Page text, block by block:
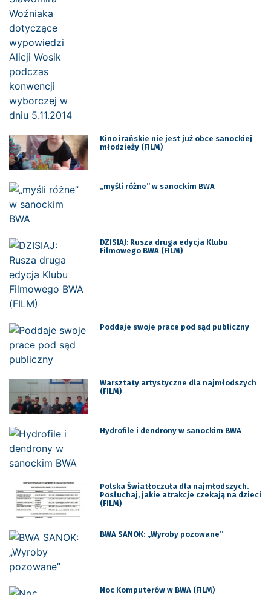
Kino irańskie nie jest już obce sanockiej
młodzieży (FILM)
„myśli różne” w sanockim BWA
DZISIAJ: Rusza druga edycja Klubu
Filmowego BWA (FILM)
Poddaje swoje prace pod sąd publiczny
Warsztaty artystyczne dla najmłodszych
(FILM)
Hydrofile i dendrony w sanockim BWA
Polska Światłoczuła dla najmłodszych.
Posłuchaj, jakie atrakcje czekają na dzieci
(FILM)
BWA SANOK: „Wyroby pozowane”
Noc Komputerów w BWA (FILM)